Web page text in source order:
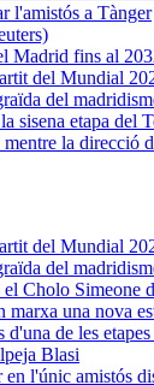
l'amistós a Tànger
Madrid fins al
del
la direcció
del
marxa una nova
Blasi